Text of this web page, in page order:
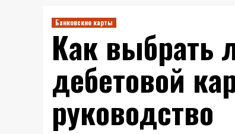
Банковские карты
Как выбрать
дебетовой
руководство